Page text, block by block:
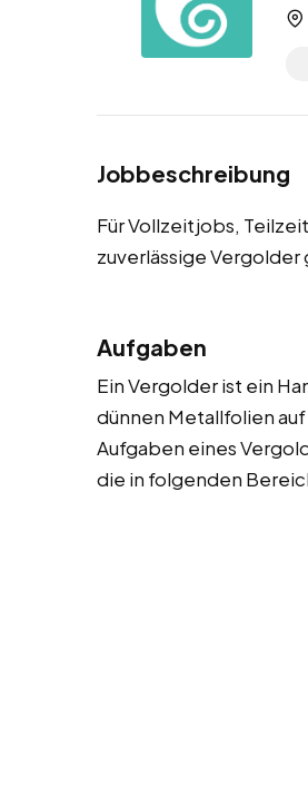
Jobbeschreibung
Für Vollzeitjobs,
zuverlässige Vergolder
Aufgaben
Ein Vergolder ist ein
dünnen Metallfolien
Aufgaben eines
die in folgenden